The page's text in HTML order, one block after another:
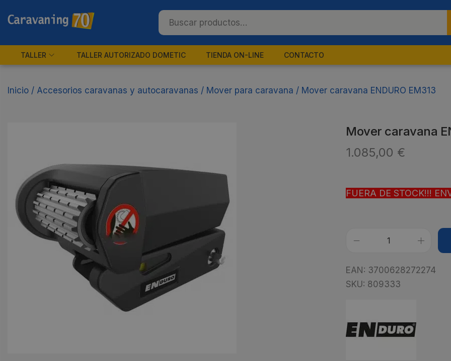
TALLER TALLER AUTORIZADO DOMETIC TIENDA ON-LINE CONTACTO
Inicio / Accesorios caravanas y autocaravanas / Mover para caravana / Mover caravana ENDURO EM313
Mover caravana
1.085,00 €
FUERA DE STOCK!!!
EAN: 3700628272274
SKU: 809333